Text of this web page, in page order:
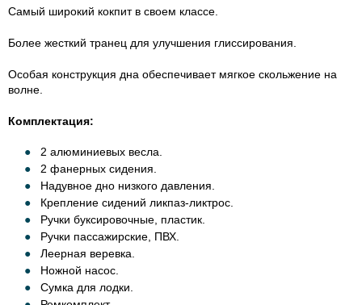
Самый широкий кокпит в своем классе.
Более жесткий транец для улучшения глиссирования.
Особая конструкция дна обеспечивает мягкое скольжение на
волне.
Комплектация:
2 алюминиевых весла.
2 фанерных сидения.
Надувное дно низкого давления.
Крепление сидений ликпаз-ликтрос.
Ручки буксировочные, пластик.
Ручки пассажирские, ПВХ.
Леерная веревка.
Ножной насос.
Сумка для лодки.